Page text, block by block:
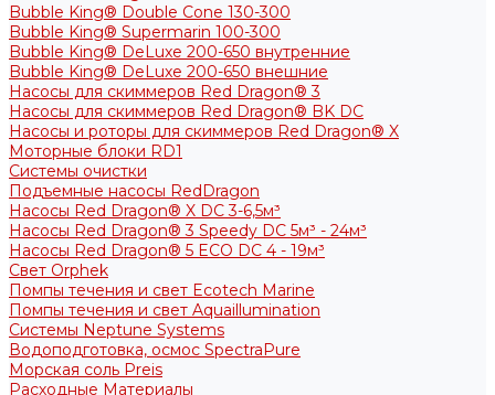
Bubble King® Double Cone 130-300
Bubble King® Supermarin 100-300
Bubble King® DeLuxe 200-650 внутренние
Bubble King® DeLuxe 200-650 внешние
Насосы для скиммеров Red Dragon® 3
Насосы для скиммеров Red Dragon® BK DC
Насосы и роторы для скиммеров Red Dragon® X
Моторные блоки RD1
Системы очистки
Подъемные насосы RedDragon
Насосы Red Dragon® X DC 3-6,5м³
Насосы Red Dragon® 3 Speedy DC 5м³ - 24м³
Насосы Red Dragon® 5 ECO DC 4 - 19м³
Свет Orphek
Помпы течения и свет Ecotech Marine
Помпы течения и свет Aquaillumination
Системы Neptune Systems
Водоподготовка, осмос SpectraPure
Морская соль Preis
Расходные Материалы